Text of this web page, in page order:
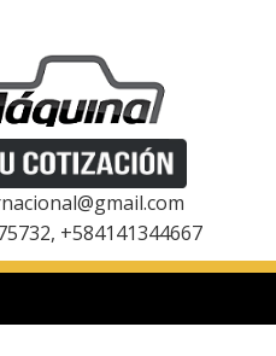
+584141344667